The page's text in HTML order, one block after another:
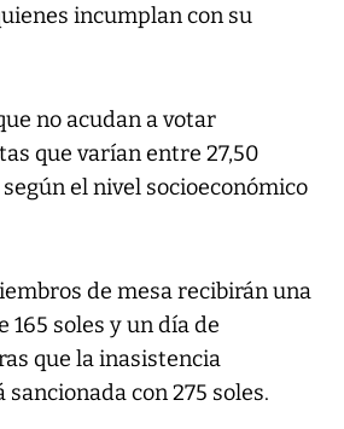
incumplan con su
no acudan a votar
que varían entre 27,50
según el nivel socioeconómico
de mesa recibirán una
165 soles y un día de
que la inasistencia
con 275 soles.